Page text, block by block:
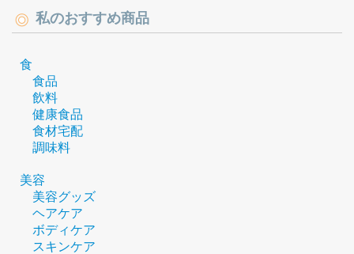
私のおすすめ商品
食
食品
飲料
健康食品
食材宅配
調味料
美容
美容グッズ
ヘアケア
ボディケア
スキンケア